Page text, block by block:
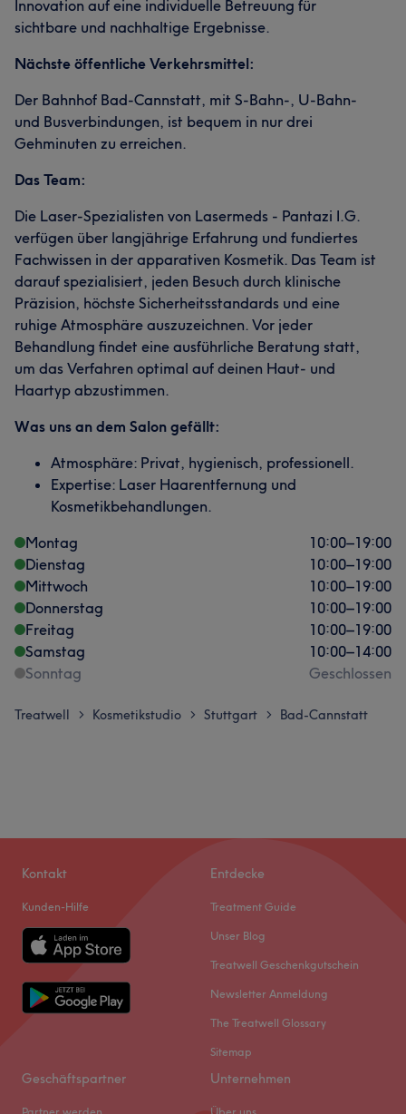
Innovation auf eine individuelle Betreuung für
sichtbare und nachhaltige Ergebnisse.
Nächste öffentliche Verkehrsmittel:
Der Bahnhof Bad-Cannstatt, mit S-Bahn-, U-Bahn-
und Busverbindungen, ist bequem in nur drei
Gehminuten zu erreichen.
Das Team:
Die Laser-Spezialisten von Lasermeds - Pantazi I.G.
verfügen über langjährige Erfahrung und fundiertes
Fachwissen in der apparativen Kosmetik. Das Team ist
darauf spezialisiert, jeden Besuch durch klinische
Präzision, höchste Sicherheitsstandards und eine
ruhige Atmosphäre auszuzeichnen. Vor jeder
Behandlung findet eine ausführliche Beratung statt,
um das Verfahren optimal auf deinen Haut- und
Haartyp abzustimmen.
Was uns an dem Salon gefällt:
Atmosphäre: Privat, hygienisch, professionell.
Expertise: Laser Haarentfernung und
Kosmetikbehandlungen.
Montag
10:00–19:00
Dienstag
10:00–19:00
Mittwoch
10:00–19:00
Donnerstag
10:00–19:00
Freitag
10:00–19:00
Samstag
10:00–14:00
Sonntag
Geschlossen
Treatwell > Kosmetikstudio > Stuttgart > Bad-Cannstatt
Kontakt
Kunden-Hilfe
Entdecke
Treatment Guide
Unser Blog
Treatwell Geschenkgutschein
Newsletter Anmeldung
The Treatwell Glossary
Sitemap
Geschäftspartner Unternehmen